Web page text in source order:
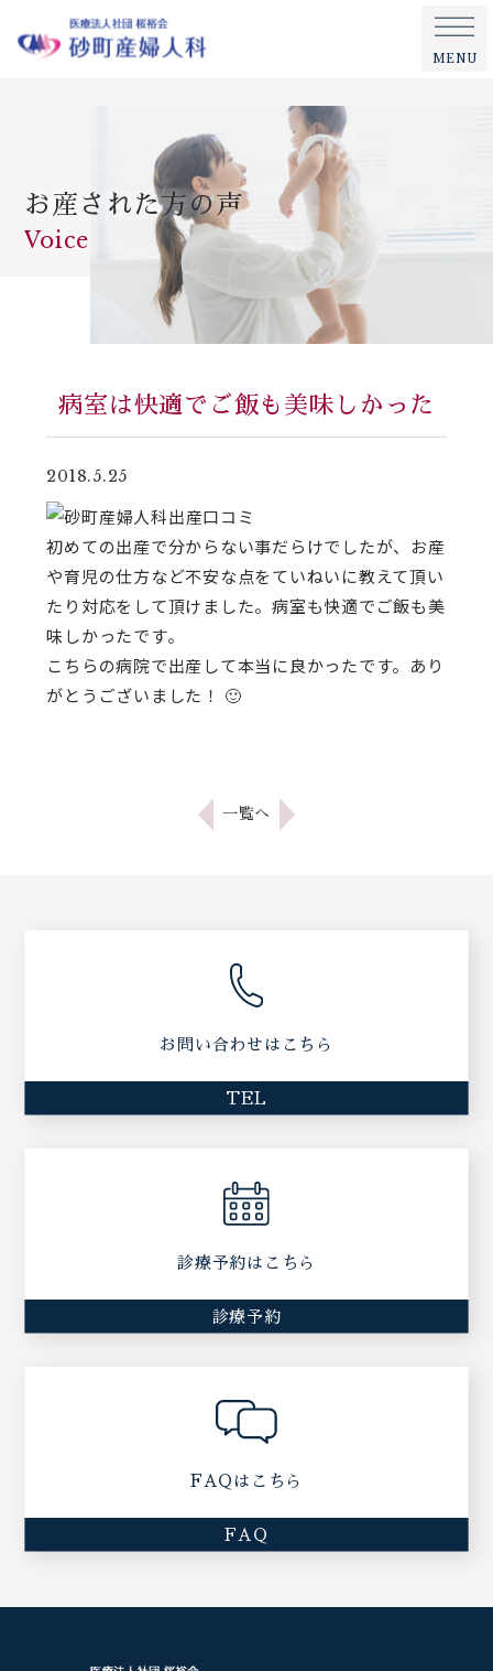
MENU
お産された方の声
Voice
病室は快適でご飯も美味しかった
2018.5.25
初めての出産で分からない事だらけでしたが、お産
や育児の仕方など不安な点をていねいに教えて頂い
たり対応をして頂けました。病室も快適でご飯も美
味しかったです。
こちらの病院で出産して本当に良かったです。あり
がとうございました！ 🙂
一覧へ
お問い合わせはこちら
TEL
診療予約はこちら
診療予約
FAQはこちら
FAQ